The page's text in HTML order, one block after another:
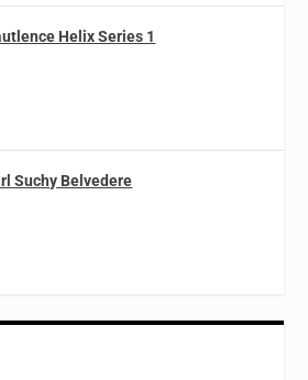
Helix Series 1
Suchy Belvedere